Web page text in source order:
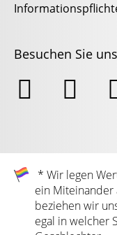
Besuchen Sie
 
* Wir legen
ein Miteinander
beziehen wir
egal in welcher